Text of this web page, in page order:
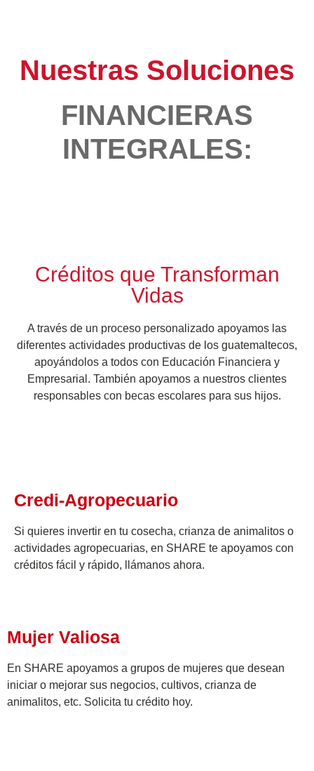
Nuestras Soluciones
FINANCIERAS
INTEGRALES:
Créditos que Transforman
Vidas
A través de un proceso personalizado apoyamos las
diferentes actividades productivas de los guatemaltecos,
apoyándolos a todos con Educación Financiera y
Empresarial. También apoyamos a nuestros clientes
responsables con becas escolares para sus hijos.
Credi-Agropecuario
Si quieres invertir en tu cosecha, crianza de animalitos o
actividades agropecuarias, en SHARE te apoyamos con
créditos fácil y rápido, llámanos ahora.​
Mujer Valiosa
En SHARE apoyamos a grupos de mujeres que desean
iniciar o mejorar sus negocios, cultivos, crianza de
animalitos, etc. Solicita tu crédito hoy.​